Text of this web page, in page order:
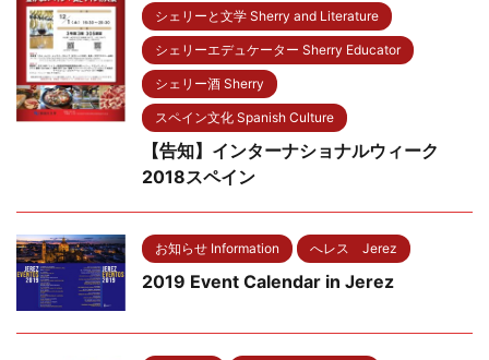
シェリーと文学 Sherry and Literature
シェリーエデュケーター Sherry Educator
シェリー酒 Sherry
スペイン文化 Spanish Culture
【告知】インターナショナルウィーク
2018スペイン
お知らせ Information へレス Jerez
2019 Event Calendar in Jerez